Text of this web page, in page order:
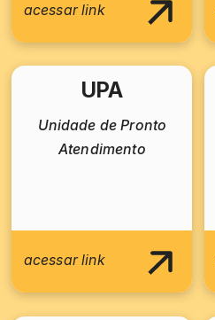
acessar link
UPA
Unidade de Pronto
Atendimento
acessar link